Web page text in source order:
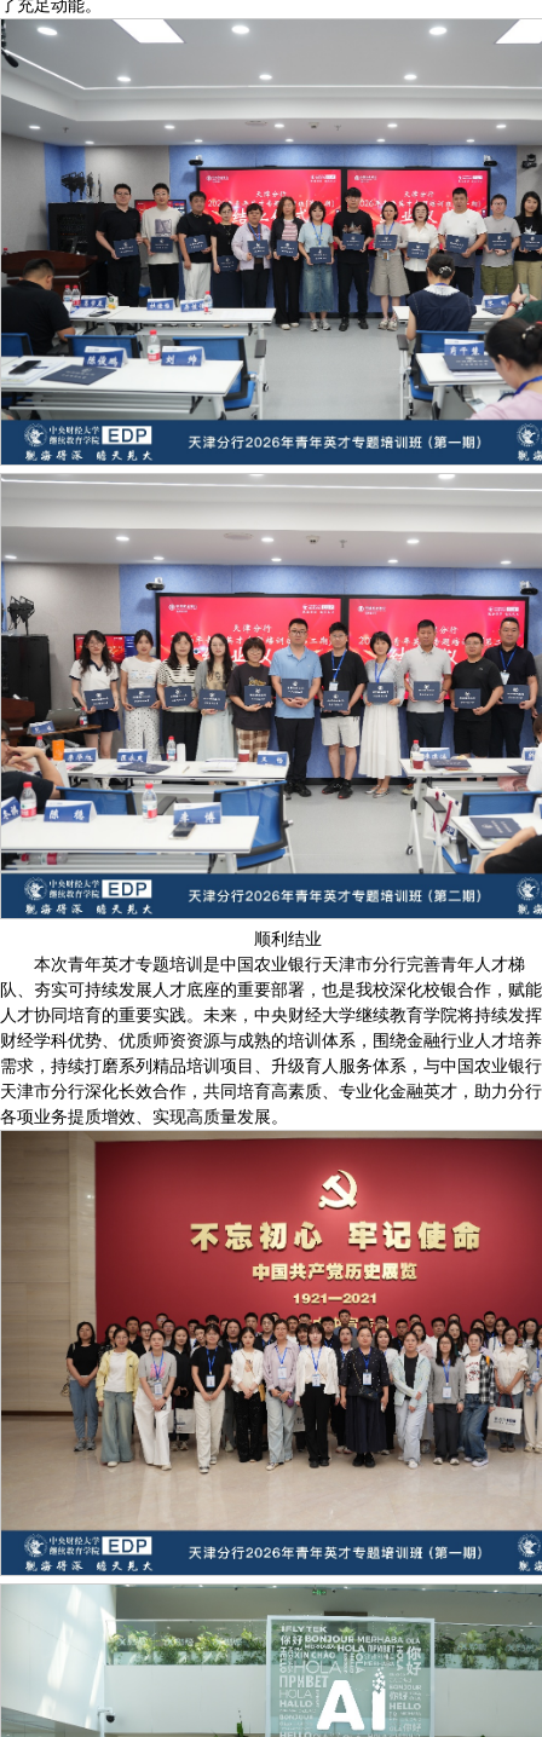
了充足动能。
顺利结业
本次青年英才专题培训是中国农业银行天津市分行完善青年人才梯
队、夯实可持续发展人才底座的重要部署，也是我校深化校银合作，赋能
人才协同培育的重要实践。未来，中央财经大学继续教育学院将持续发挥
财经学科优势、优质师资资源与成熟的培训体系，围绕金融行业人才培养
需求，持续打磨系列精品培训项目、升级育人服务体系，与中国农业银行
天津市分行深化长效合作，共同培育高素质、专业化金融英才，助力分行
各项业务提质增效、实现高质量发展。